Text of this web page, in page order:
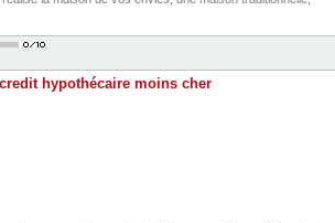
hypothécaire moins cher